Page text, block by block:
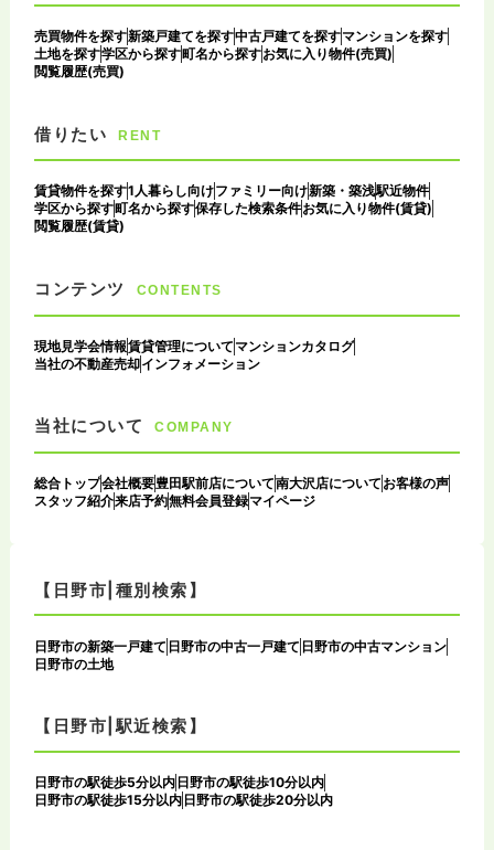
売買物件を探す新築戸建てを探す中古戸建てを探すマンションを探す
土地を探す学区から探す町名から探すお気に入り物件(売買)
閲覧履歴(売買)
借りたい RENT
賃貸物件を探す1人暮らし向けファミリー向け新築・築浅駅近物件
学区から探す町名から探す保存した検索条件お気に入り物件(賃貸)
閲覧履歴(賃貸)
コンテンツ CONTENTS
現地見学会情報賃貸管理について マンションカタログ
当社の不動産売却インフォメーション
当社について COMPANY
総合トップ会社概要豊田駅前店について南大沢店について お客様の声
スタッフ紹介来店予約無料会員登録マイページ
【日野市|種別検索】
日野市の新築一戸建て 日野市の中古一戸建て 日野市の中古マンション
日野市の土地
【日野市|駅近検索】
日野市の駅徒歩5分以内 日野市の駅徒歩10分以内
日野市の駅徒歩15分以内 日野市の駅徒歩20分以内